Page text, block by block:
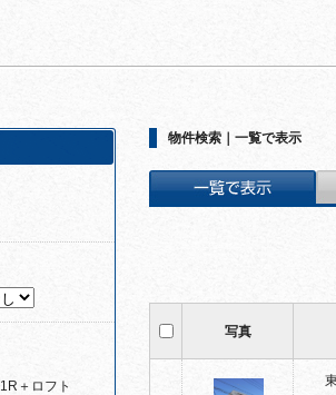
物件検索｜一覧で表示
写真
1R＋ロフト